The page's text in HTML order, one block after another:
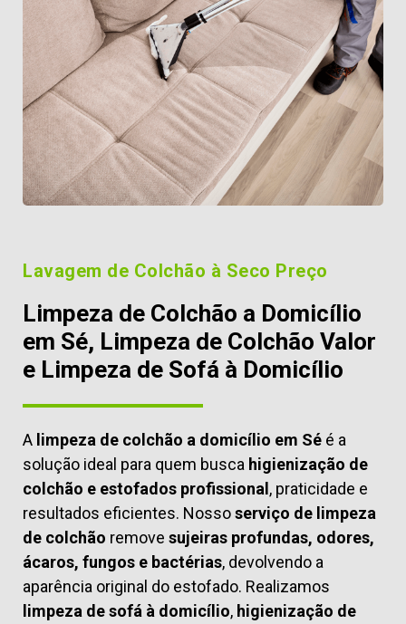
Lavagem de Colchão à Seco Preço
Limpeza de Colchão a Domicílio
em Sé, Limpeza de Colchão Valor
e Limpeza de Sofá à Domicílio
A limpeza de colchão a domicílio em Sé é a
solução ideal para quem busca higienização de
colchão e estofados profissional, praticidade e
resultados eficientes. Nossoserviço de limpeza
de colchão remove sujeiras profundas, odores,
ácaros, fungos e bactérias, devolvendo a
aparência original do estofado. Realizamos
limpeza de sofá à domicílio, higienização de